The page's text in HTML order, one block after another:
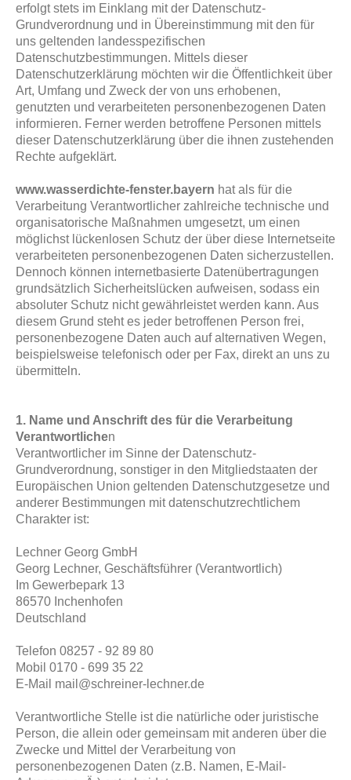
erfolgt stets im Einklang mit der Datenschutz-
Grundverordnung und in Übereinstimmung mit den für
uns geltenden landesspezifischen
Datenschutzbestimmungen. Mittels dieser
Datenschutzerklärung möchten wir die Öffentlichkeit über
Art, Umfang und Zweck der von uns erhobenen,
genutzten und verarbeiteten personenbezogenen Daten
informieren. Ferner werden betroffene Personen mittels
dieser Datenschutzerklärung über die ihnen zustehenden
Rechte aufgeklärt.
www.wasserdichte-fenster.bayern hat als für die
Verarbeitung Verantwortlicher zahlreiche technische und
organisatorische Maßnahmen umgesetzt, um einen
möglichst lückenlosen Schutz der über diese Internetseite
verarbeiteten personenbezogenen Daten sicherzustellen.
Dennoch können internetbasierte Datenübertragungen
grundsätzlich Sicherheitslücken aufweisen, sodass ein
absoluter Schutz nicht gewährleistet werden kann. Aus
diesem Grund steht es jeder betroffenen Person frei,
personenbezogene Daten auch auf alternativen Wegen,
beispielsweise telefonisch oder per Fax, direkt an uns zu
übermitteln.
1. Name und Anschrift des für die Verarbeitung
Verantwortlichen
Verantwortlicher im Sinne der Datenschutz-
Grundverordnung, sonstiger in den Mitgliedstaaten der
Europäischen Union geltenden Datenschutzgesetze und
anderer Bestimmungen mit datenschutzrechtlichem
Charakter ist:
Lechner Georg GmbH
Georg Lechner, Geschäftsführer (Verantwortlich)
Im Gewerbepark 13
86570 Inchenhofen
Deutschland
Telefon 08257 - 92 89 80
Mobil 0170 - 699 35 22
E-Mail mail@schreiner-lechner.de
Verantwortliche Stelle ist die natürliche oder juristische
Person, die allein oder gemeinsam mit anderen über die
Zwecke und Mittel der Verarbeitung von
personenbezogenen Daten (z.B. Namen, E-Mail-